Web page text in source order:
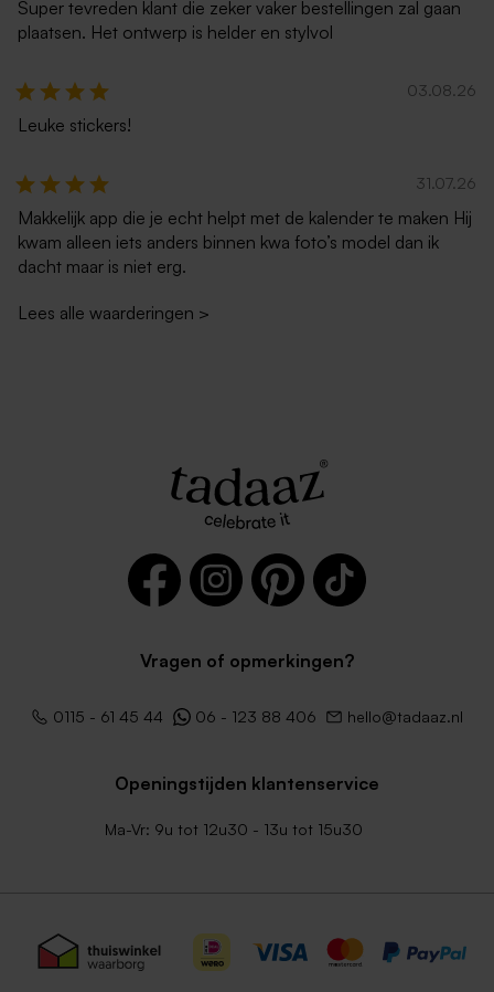
Super tevreden klant die zeker vaker bestellingen zal gaan
plaatsen. Het ontwerp is helder en stylvol
03.08.26
Leuke stickers!
31.07.26
Makkelijk app die je echt helpt met de kalender te maken Hij
kwam alleen iets anders binnen kwa foto’s model dan ik
dacht maar is niet erg.
Lees alle waarderingen >
Vragen of opmerkingen?
0115 - 61 45 44 06 - 123 88 406 hello@tadaaz.nl
Openingstijden klantenservice
Ma-Vr: 9u tot 12u30 - 13u tot 15u30